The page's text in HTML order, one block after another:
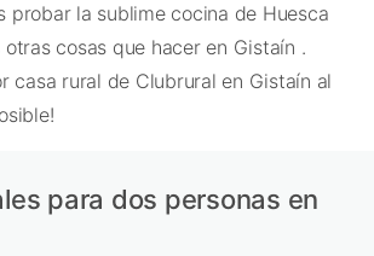
probar la sublime cocina de Huesca
otras cosas que hacer en Gistaín .
casa rural de Clubrural en Gistaín al
para dos personas en